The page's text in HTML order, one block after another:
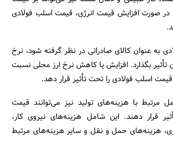
در صورت افزایش قیمت انرژی، قیمت اسلب فولادی
به عنوان کالای صادراتی در نظر گرفته شود، نرخ
تأثیر بگذارد. افزایش یا کاهش نرخ ارز محلی نسبت
اسلب فولادی را تحت تأثیر قرار دهد.
مرتبط با هزینه‌های تولید نیز می‌توانند قیمت
قرار دهند. این شامل هزینه‌های نیروی کار،
هزینه‌های حمل و نقل و سایر هزینه‌های مرتبط